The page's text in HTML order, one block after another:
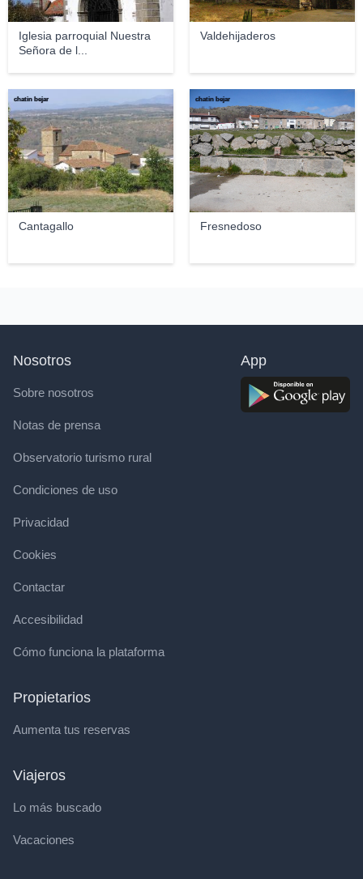
Iglesia parroquial Nuestra
Señora de l...
Valdehijaderos
Cantagallo
chatin bejar
Fresnedoso
chatin bejar
Nosotros
Sobre nosotros
Notas de prensa
Observatorio turismo rural
Condiciones de uso
Privacidad
Cookies
Contactar
Accesibilidad
Cómo funciona la plataforma
Propietarios
Aumenta tus reservas
Viajeros
Lo más buscado
Vacaciones
App